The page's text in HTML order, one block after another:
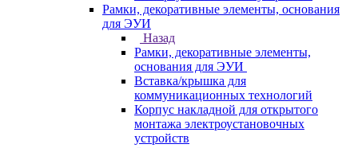
Рамки, декоративные элементы, основания
для ЭУИ
Назад
Рамки, декоративные элементы,
основания для ЭУИ
Вставка/крышка для
коммуникационных технологий
Корпус накладной для открытого
монтажа электроустановочных
устройств